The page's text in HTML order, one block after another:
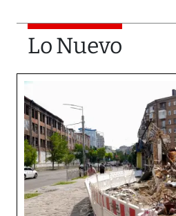
Lo Nuevo